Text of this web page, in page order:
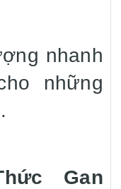
nhanh
những
Gan